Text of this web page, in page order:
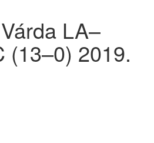
LA–
(13–0) 2019.